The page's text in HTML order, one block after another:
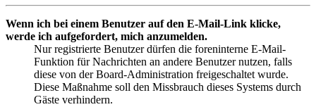
Wenn ich bei einem Benutzer auf den E-Mail-Link klicke,
werde ich aufgefordert, mich anzumelden.
Nur registrierte Benutzer dürfen die foreninterne E-Mail-
Funktion für Nachrichten an andere Benutzer nutzen, falls
diese von der Board-Administration freigeschaltet wurde.
Diese Maßnahme soll den Missbrauch dieses Systems durch
Gäste verhindern.